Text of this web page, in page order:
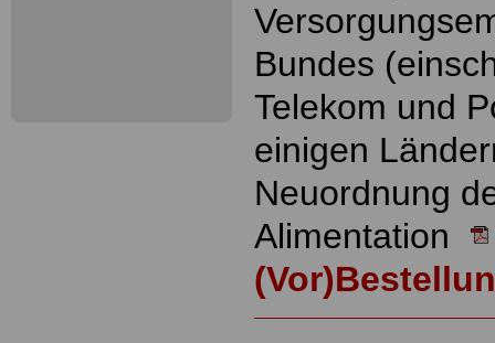
Bundes
Telekom und
einigen
Neuordnung
Alimentation